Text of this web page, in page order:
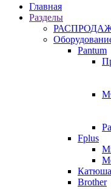
Главная
Разделы
Pantum
Fplus
Катюша
Brother